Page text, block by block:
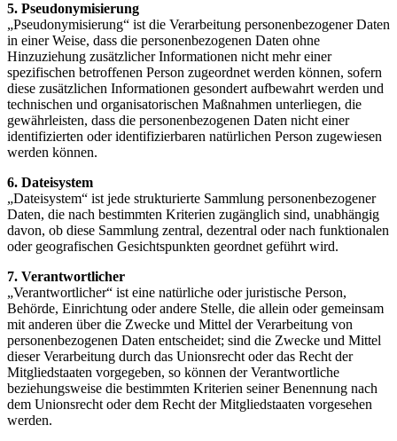
5. Pseudonymisierung
„Pseudonymisierung“ ist die Verarbeitung personenbezogener Daten
in einer Weise, dass die personenbezogenen Daten ohne
Hinzuziehung zusätzlicher Informationen nicht mehr einer
spezifischen betroffenen Person zugeordnet werden können, sofern
diese zusätzlichen Informationen gesondert aufbewahrt werden und
technischen und organisatorischen Maßnahmen unterliegen, die
gewährleisten, dass die personenbezogenen Daten nicht einer
identifizierten oder identifizierbaren natürlichen Person zugewiesen
werden können.
6. Dateisystem
„Dateisystem“ ist jede strukturierte Sammlung personenbezogener
Daten, die nach bestimmten Kriterien zugänglich sind, unabhängig
davon, ob diese Sammlung zentral, dezentral oder nach funktionalen
oder geografischen Gesichtspunkten geordnet geführt wird.
7. Verantwortlicher
„Verantwortlicher“ ist eine natürliche oder juristische Person,
Behörde, Einrichtung oder andere Stelle, die allein oder gemeinsam
mit anderen über die Zwecke und Mittel der Verarbeitung von
personenbezogenen Daten entscheidet; sind die Zwecke und Mittel
dieser Verarbeitung durch das Unionsrecht oder das Recht der
Mitgliedstaaten vorgegeben, so können der Verantwortliche
beziehungsweise die bestimmten Kriterien seiner Benennung nach
dem Unionsrecht oder dem Recht der Mitgliedstaaten vorgesehen
werden.